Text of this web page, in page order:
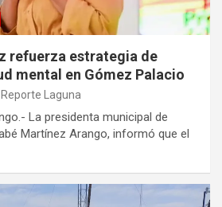
refuerza estrategia de
mental en Gómez Palacio
Reporte Laguna
La presidenta municipal de
Martínez Arango, informó que el